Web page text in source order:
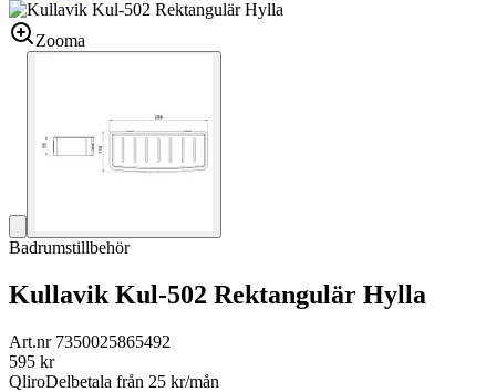
Zooma
Badrumstillbehör
Kullavik Kul-502 Rektangulär Hylla
Art.nr 7350025865492
595 kr
QliroDelbetala från 25 kr/mån